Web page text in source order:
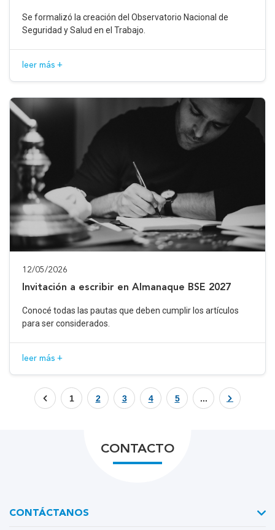
Se formalizó la creación del Observatorio Nacional de
Seguridad y Salud en el Trabajo.
leer más +
12/05/2026
Invitación a escribir en Almanaque BSE 2027
Conocé todas las pautas que deben cumplir los artículos
para ser considerados.
leer más +
1 2 3 4 5 ...
CONTACTO
CONTÁCTANOS